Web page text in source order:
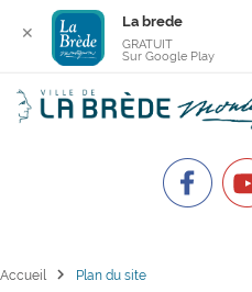
Accueil chevron_right Plan du site
✕
La brede
GRATUIT
Sur Google Play